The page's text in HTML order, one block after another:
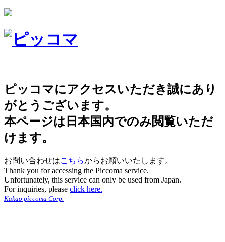
ピッコマにアクセスいただき誠にあり
がとうございます。
本ページは日本国内でのみ閲覧いただ
けます。
お問い合わせはこちらからお願いいたします。
Thank you for accessing the Piccoma service.
Unfortunately, this service can only be used from Japan.
For inquiries, please click here.
Kakao piccoma Corp.